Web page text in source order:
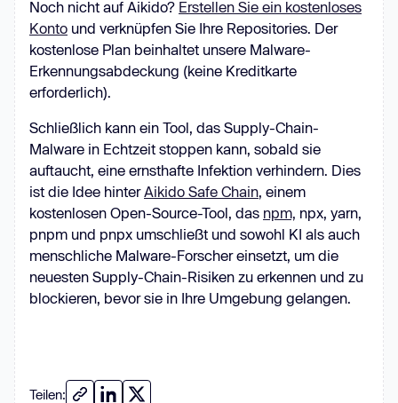
Noch nicht auf Aikido? Erstellen Sie ein kostenloses
Konto und verknüpfen Sie Ihre Repositories. Der
kostenlose Plan beinhaltet unsere Malware-
Erkennungsabdeckung (keine Kreditkarte
erforderlich).
Schließlich kann ein Tool, das Supply-Chain-
Malware in Echtzeit stoppen kann, sobald sie
auftaucht, eine ernsthafte Infektion verhindern. Dies
ist die Idee hinterAikido Safe Chain, einem
kostenlosen Open-Source-Tool, das npm, npx, yarn,
pnpm und pnpx umschließt und sowohl KI als auch
menschliche Malware-Forscher einsetzt, um die
neuesten Supply-Chain-Risiken zu erkennen und zu
blockieren, bevor sie in Ihre Umgebung gelangen.
Teilen: